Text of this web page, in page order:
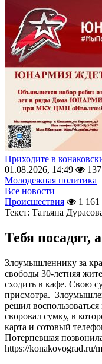
Приходите в
01.08.2026, 14:49
137
Молодежная политика
Все новости
Происшествия
1 161
Текст: Татьяна
Тебя посадят,
Злоумышленнику за
свободы 30-летняя
сходить в кафе. Свою
присмотра.
решил
своровал сумку, в
карта и сотовый
Потерпевшая
https://konakovograd.ru/